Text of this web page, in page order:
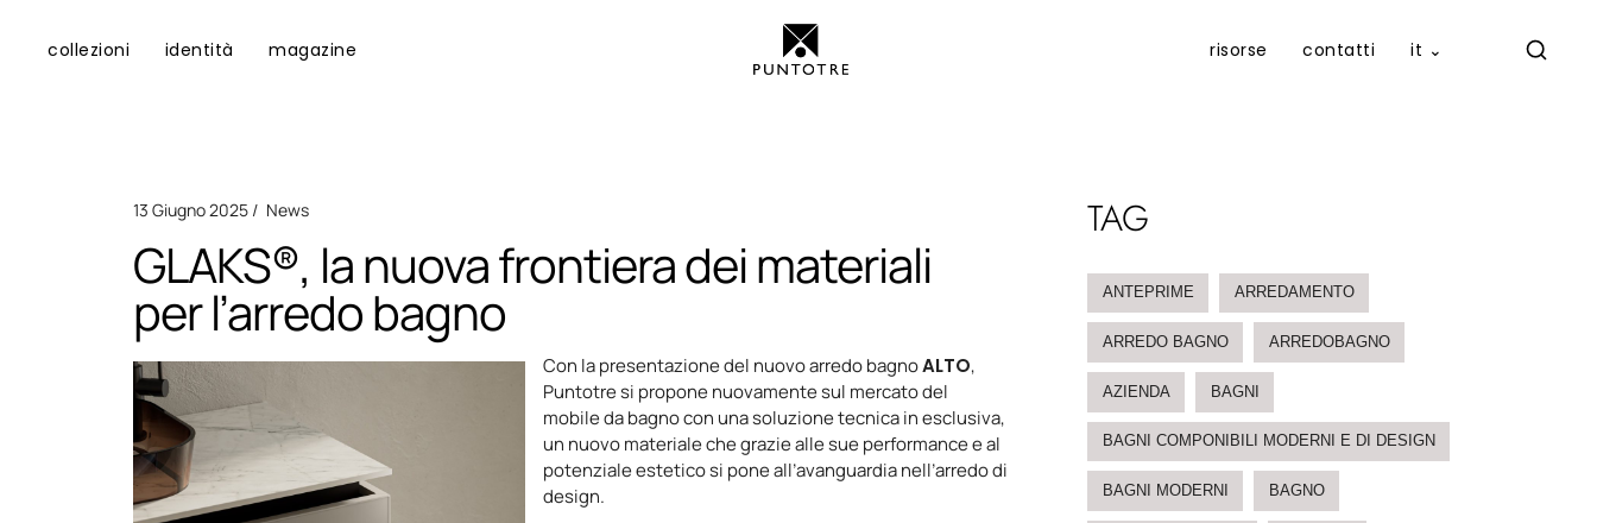
collezioni identità magazine risorse contatti it ⌄
13 Giugno 2025 News
GLAKS®, la nuova frontiera dei materiali
per l’arredo bagno
Con la presentazione del nuovo arredo bagnoALTO,
Puntotre si propone nuovamente sul mercato del
mobile da bagno con una soluzione tecnica in esclusiva,
un nuovo materiale che grazie alle sue performance e al
potenziale estetico si pone all’avanguardia nell’arredo di
design.
TAG
ANTEPRIME ARREDAMENTO
ARREDO BAGNO ARREDOBAGNO
AZIENDA BAGNI
BAGNI COMPONIBILI MODERNI E DI DESIGN
BAGNI MODERNI BAGNO